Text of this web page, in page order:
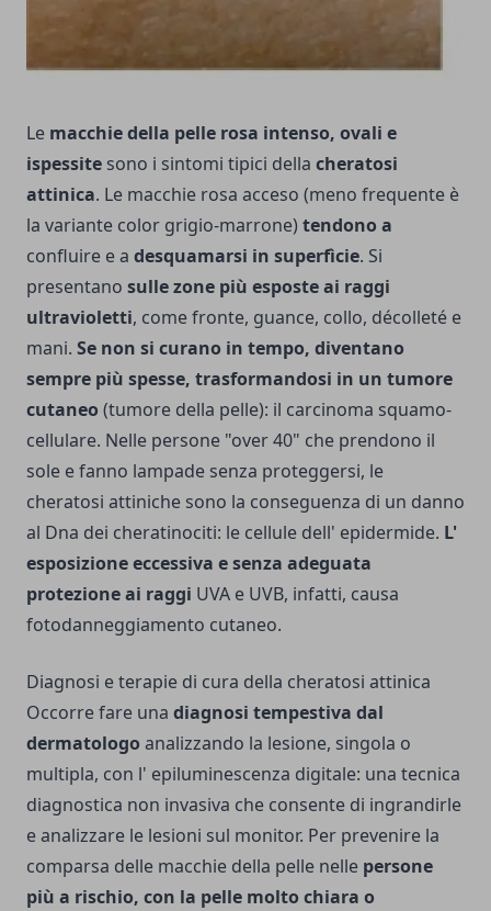
Le macchie della pelle rosa intenso, ovali e
ispessite sono i sintomi tipici della cheratosi
attinica. Le macchie rosa acceso (meno frequente è
la variante color grigio-marrone) tendono a
confluire e a desquamarsi in superfìcie. Si
presentano sulle zone più esposte ai raggi
ultravioletti, come fronte, guance, collo, décolleté e
mani. Se non si curano in tempo, diventano
sempre più spesse, trasformandosi in un tumore
cutaneo (tumore della pelle): il carcinoma squamo-
cellulare. Nelle persone "over 40" che prendono il
sole e fanno lampade senza proteggersi, le
cheratosi attiniche sono la conseguenza di un danno
al Dna dei cheratinociti: le cellule dell' epidermide. L'
esposizione eccessiva e senza adeguata
protezione ai raggi UVA e UVB, infatti, causa
fotodanneggiamento cutaneo.
Diagnosi e terapie di cura della cheratosi attinica
Occorre fare una diagnosi tempestiva dal
dermatologo analizzando la lesione, singola o
multipla, con l' epiluminescenza digitale: una tecnica
diagnostica non invasiva che consente di ingrandirle
e analizzare le lesioni sul monitor. Per prevenire la
comparsa delle macchie della pelle nelle persone
più a rischio, con la pelle molto chiara o